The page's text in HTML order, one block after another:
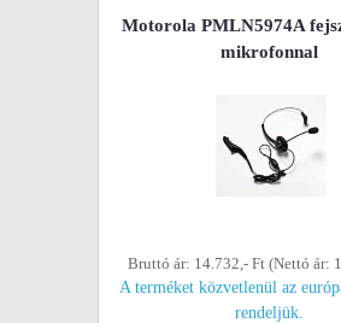
Motorola PMLN5974A
mikrofonnal
Bruttó ár: 14.732,- Ft (Nettó ár:
A terméket közvetlenül az
rendeljük.